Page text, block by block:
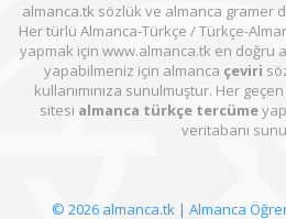
almanca.tk sözlük ve almanca gramer
Her türlü Almanca-Türkçe / Türkçe-
yapmak için www.almanca.tk en doğru
yapabilmeniz için almanca çeviri
kullanımınıza sunulmuştur. Her
sitesi almanca türkçe tercüme
veritabanı
© 2026 almanca.tk | Almanca